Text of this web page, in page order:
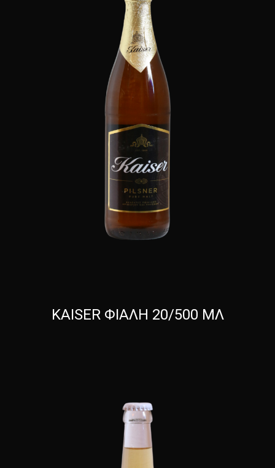
KAISER ΦΙΑΛΗ 20/500 ΜΛ